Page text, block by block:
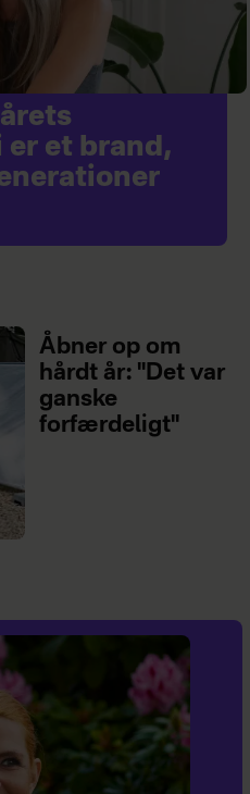
er et brand,
Åbner op om
hårdt år: "Det var
ganske
forfærdeligt"